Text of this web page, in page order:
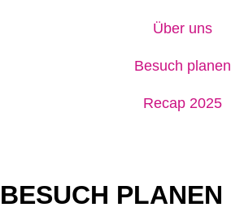
Über uns
Besuch planen
Recap 2025
BESUCH PLANEN